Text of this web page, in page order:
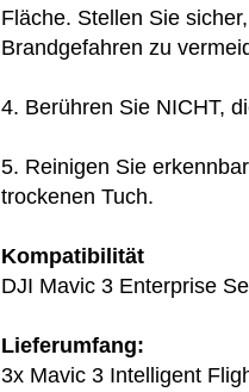
Fläche. Stellen Sie
Brandgefahren zu
4. Berühren Sie NICHT,
5. Reinigen Sie
trockenen Tuch.
Kompatibilität
DJI Mavic 3 Enterprise
Lieferumfang:
3x Mavic 3 Intelligent